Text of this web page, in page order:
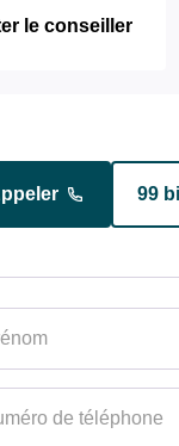
le conseiller
4
99